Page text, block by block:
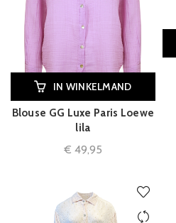
IN WINKELMAND
Blouse GG Luxe Paris Loewe
lila
€ 49,95